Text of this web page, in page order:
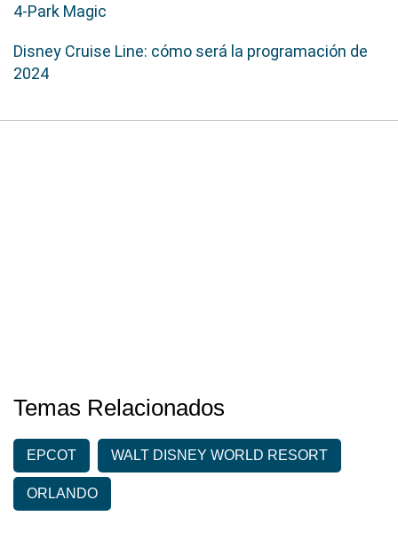
4-Park Magic
Disney Cruise Line: cómo será la programación de
2024
Temas Relacionados
EPCOT WALT DISNEY WORLD RESORT
ORLANDO